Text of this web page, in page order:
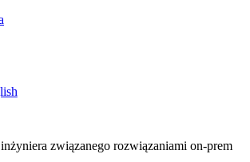
związanego rozwiązaniami on-prem